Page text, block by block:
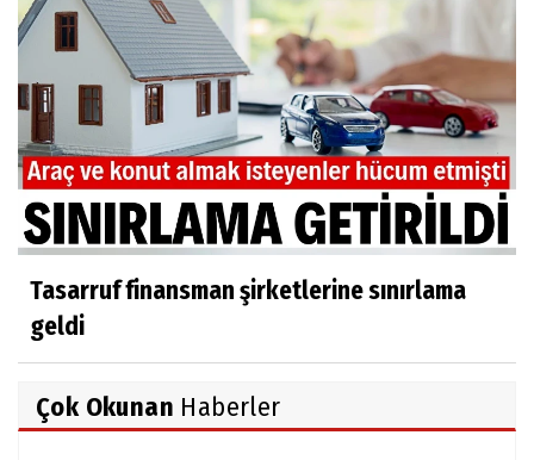
Tasarruf finansman şirketlerine sınırlama
geldi
Çok Okunan Haberler